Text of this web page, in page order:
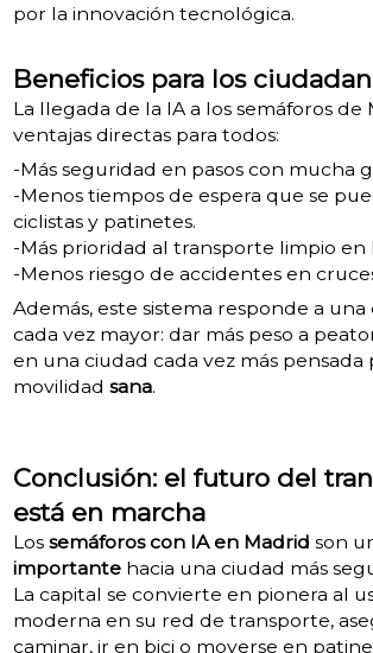
por la innovación tecnológica.
Beneficios para los
La llegada de la IA a los semáforos de
ventajas directas para todos:
-Más seguridad en pasos con mucha
-Menos tiempos de espera que se
ciclistas y patinetes.
-Más prioridad al transporte limpio en
-Menos riesgo de accidentes en
Además, este sistema responde a una
cada vez mayor: dar más peso a
en una ciudad cada vez más pensada
movilidad sana.
Conclusión: el futuro del
está en marcha
Los semáforos con IA en Madrid son
importantehacia una ciudad más
La capital se convierte en pionera al
moderna en su red de transporte,
caminar, ir en bici o moverse en